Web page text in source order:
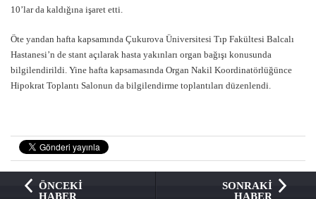
10’lar da kaldığına işaret etti.
Öte yandan hafta kapsamında Çukurova Üniversitesi Tıp Fakültesi Balcalı
Hastanesi’n de stant açılarak hasta yakınları organ bağışı konusunda
bilgilendirildi. Yine hafta kapsamasında Organ Nakil Koordinatörlüğünce
Hipokrat Toplantı Salonun da bilgilendirme toplantıları düzenlendi.
ÖNCEKİ
HABER
SONRAKİ
HABER